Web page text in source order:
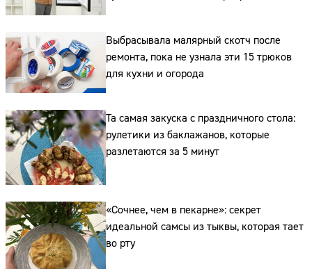
свежие продукты в бактериальную бомбу
Выбрасывала малярный скотч после
ремонта, пока не узнала эти 15 трюков
для кухни и огорода
Та самая закуска с праздничного стола:
рулетики из баклажанов, которые
разлетаются за 5 минут
«Сочнее, чем в пекарне»: секрет
идеальной самсы из тыквы, которая тает
во рту